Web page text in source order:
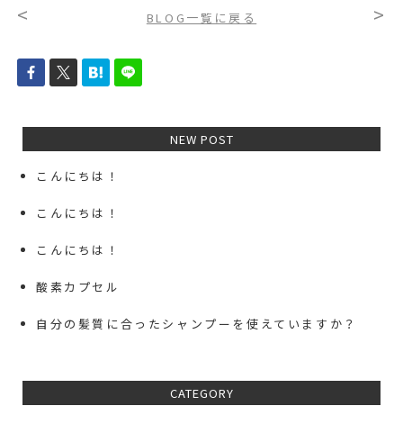
< BLOG一覧に戻る >
NEW POST
こんにちは！
こんにちは！
こんにちは！
酸素カプセル
自分の髪質に合ったシャンプーを使えていますか？
CATEGORY